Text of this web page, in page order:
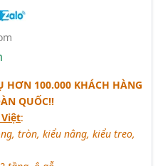
HƠN 100.000 KHÁCH HÀNG
QUỐC!!
:
tròn, kiểu nâng, kiểu treo,